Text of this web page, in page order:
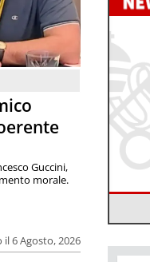
il 6 Agosto, 2026
Guccini,
morale.